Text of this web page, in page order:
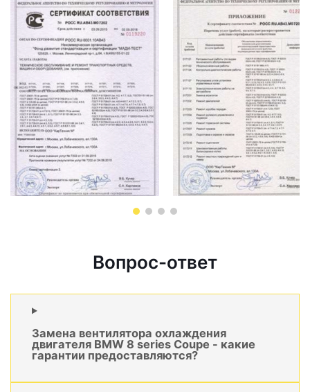
Вопрос-ответ
Замена вентилятора охлаждения
двигателя BMW 8 series Coupe - какие
гарантии предоставляются?